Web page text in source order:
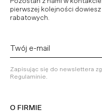
pierwszej kolejności
rabatowych.
Zapisując się do newslettera
Regulaminie.
O FIRMIE